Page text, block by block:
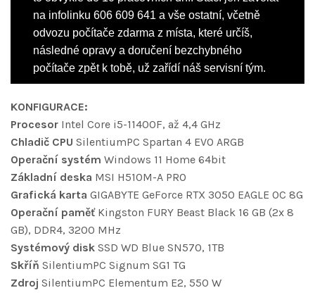
na infolinku 606 609 641 a vše ostatní, včetně
odvozu počítače zdarma z místa, které určíš,
následné opravy a doručení bezchybného
počítače zpět k tobě, už zařídí náš servisní tým.
KONFIGURACE:
Procesor Intel Core i5-11400F, až 4,4 GHz
Chladič CPU SilentiumPC Spartan 4 EVO ARGB
Operační systém Windows 11 Home 64bit
Základní deska MSI H510M-A PRO
Grafická karta GIGABYTE GeForce RTX 3050 EAGLE OC 8G
Operační paměť Kingston FURY Beast Black 16 GB (2x 8
GB), DDR4, 3200 MHz
Systémový disk SSD WD Blue SN570, 1TB
Skříň SilentiumPC Signum SG1 TG
Zdroj SilentiumPC Elementum E2, 550 W